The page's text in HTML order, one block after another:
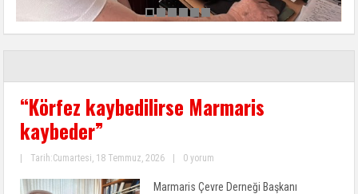
“Körfez kaybedilirse Marmaris
kaybeder”
| Tarih:Cumartesi, 18 Temmuz, 2026 | 0 yorum
Marmaris Çevre Derneği Başkanı